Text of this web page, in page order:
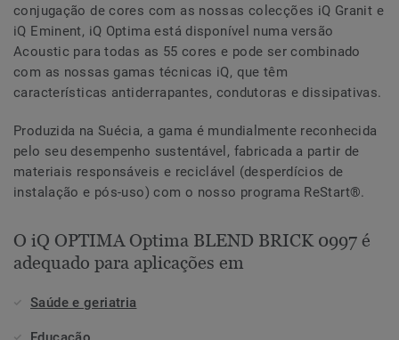
conjugação de cores com as nossas colecções iQ Granit e
iQ Eminent, iQ Optima está disponível numa versão
Acoustic para todas as 55 cores e pode ser combinado
com as nossas gamas técnicas iQ, que têm
características antiderrapantes, condutoras e dissipativas.
Produzida na Suécia, a gama é mundialmente reconhecida
pelo seu desempenho sustentável, fabricada a partir de
materiais responsáveis e reciclável (desperdícios de
instalação e pós-uso) com o nosso programa ReStart®.
O iQ OPTIMA Optima BLEND BRICK 0997 é
adequado para aplicações em
Saúde e geriatria